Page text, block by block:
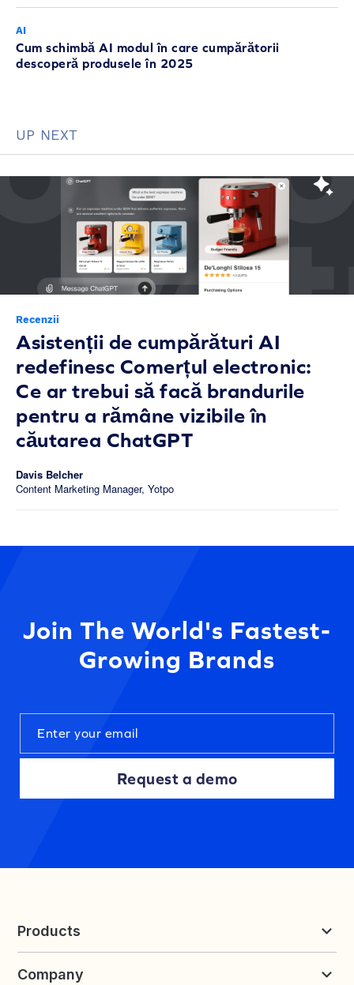
AI
Cum schimbă AI modul în care cumpărătorii
descoperă produsele în 2025
UP NEXT
Recenzii
Asistenții de cumpărături AI
redefinesc Comerțul electronic:
Ce ar trebui să facă brandurile
pentru a rămâne vizibile în
căutarea ChatGPT
Davis Belcher
Content Marketing Manager, Yotpo
Join The World's Fastest-
Growing Brands
Request a demo
Products
Loyalty & Referrals
Company